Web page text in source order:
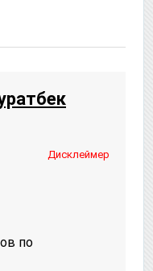
Дисклеймер
по